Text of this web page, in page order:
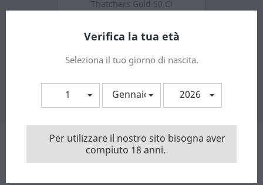
Thatchers Gold 50 Cl
Visualizzati 1-1 su 1 articoli
Torna all'inizio
Ricevi le nostre novità e le offerte speciali
Verifica la tua età
Seleziona il tuo giorno di nascita.
1 Gennaio 2026
Per utilizzare il nostro sito bisogna aver
compiuto 18 anni.